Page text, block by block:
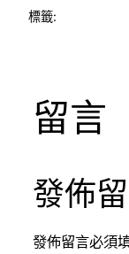
標籤:
留言
發佈
發佈留言必須